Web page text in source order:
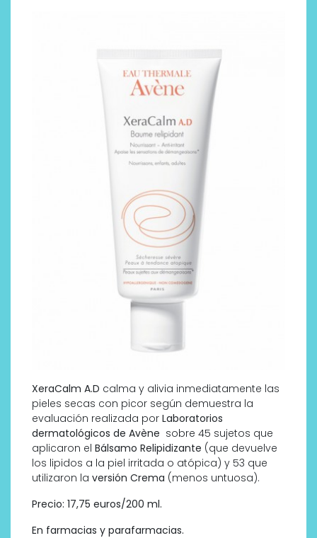
XeraCalm A.D calma y alivia inmediatamente las
pieles secas con picor según demuestra la
evaluación realizada por Laboratorios
dermatológicos de Avène sobre 45 sujetos que
aplicaron el Bálsamo Relipidizante (que devuelve
los lipidos a la piel irritada o atópica) y 53 que
utilizaron la versión Crema (menos untuosa).
Precio: 17,75 euros/200 ml.
En farmacias y parafarmacias.